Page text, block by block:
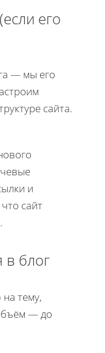
его
— мы его
сайта.
и
сайт
в блог
тему,
— до